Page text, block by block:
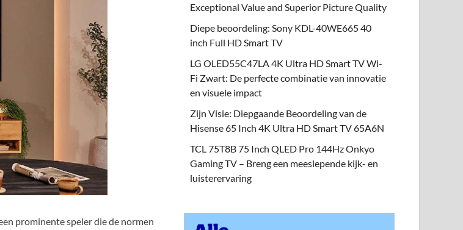
prominente speler die de normen
Exceptional Value and Superior Picture Quality
Diepe beoordeling: Sony KDL-40WE665 40
inch Full HD Smart TV
LG OLED55C47LA 4K Ultra HD Smart TV Wi-
Fi Zwart: De perfecte combinatie van innovatie
en visuele impact
Zijn Visie: Diepgaande Beoordeling van de
Hisense 65 Inch 4K Ultra HD Smart TV 65A6N
TCL 75T8B 75 Inch QLED Pro 144Hz Onkyo
Gaming TV – Breng een meeslepende kijk- en
luisterervaring